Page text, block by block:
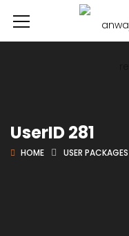
UserID 281
HOME USER PACKAGES